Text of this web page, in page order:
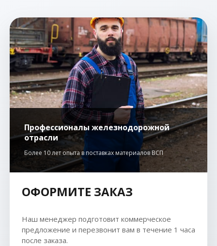
Профессионалы железнодорожной
отрасли
Более 10 лет опыта в поставках материалов ВСП
ОФОРМИТЕ ЗАКАЗ
Наш менеджер подготовит коммерческое
предложение и перезвонит вам в течение 1 часа
после заказа.